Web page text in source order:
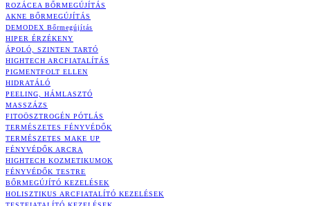
ROZÁCEA BŐRMEGÚJÍTÁS
AKNE BŐRMEGÚJÍTÁS
DEMODEX Bőrmegújítás
HIPER ÉRZÉKENY
ÁPOLÓ, SZINTEN TARTÓ
HIGHTECH ARCFIATALÍTÁS
PIGMENTFOLT ELLEN
HIDRATÁLÓ
PEELING, HÁMLASZTÓ
MASSZÁZS
FITOÖSZTROGÉN PÓTLÁS
TERMÉSZETES FÉNYVÉDŐK
TERMÉSZETES MAKE UP
FÉNYVÉDŐK ARCRA
HIGHTECH KOZMETIKUMOK
FÉNYVÉDŐK TESTRE
BŐRMEGÚJÍTÓ KEZELÉSEK
HOLISZTIKUS ARCFIATALÍTÓ KEZELÉSEK